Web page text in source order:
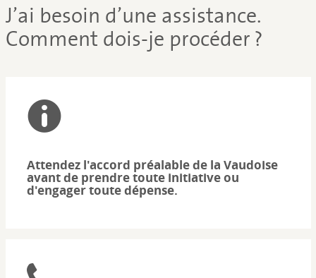
J’ai besoin d’une assistance.
Comment dois-je procéder ?
Attendez l'accord préalable de la Vaudoise
avant de prendre toute initiative ou
d'engager toute dépense.